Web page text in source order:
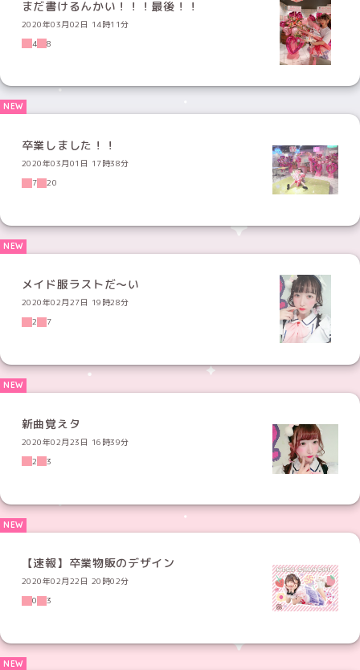
まだ書けるんかい！！！最後！！
2020年03月02日 14時11分
4
8
卒業しました！！
2020年03月01日 17時38分
7
20
メイド服ラストだ〜い
2020年02月27日 19時28分
2
7
新曲覚えタ
2020年02月23日 16時39分
2
3
【速報】卒業物販のデザイン
2020年02月22日 20時02分
0
3